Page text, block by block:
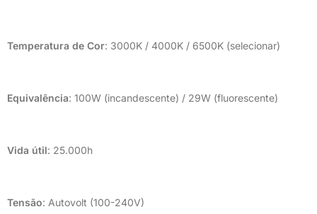
Temperatura de Cor: 3000K / 4000K / 6500K (selecionar)
Equivalência: 100W (incandescente) / 29W (fluorescente)
Vida útil: 25.000h
Tensão: Autovolt (100-240V)